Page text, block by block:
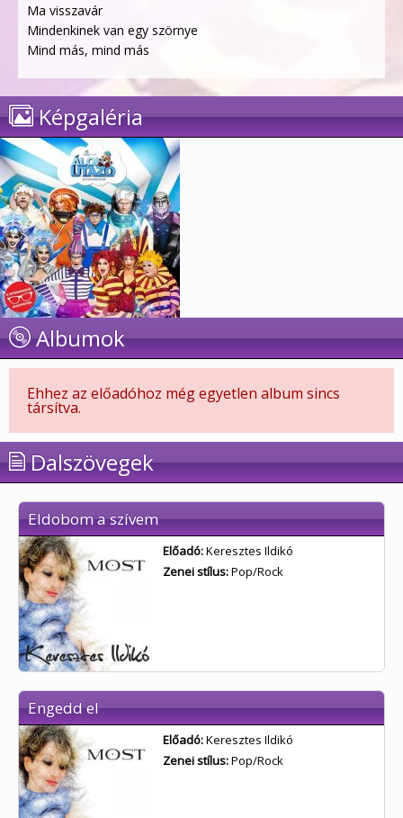
Ma visszavár
Mindenkinek van egy szörnye
Mind más, mind más
Képgaléria
Albumok
Ehhez az előadóhoz még egyetlen album sincs
társítva.
Dalszövegek
Eldobom a szívem
Előadó:Keresztes Ildikó
Zenei stílus:Pop/Rock
Engedd el
Előadó:Keresztes Ildikó
Zenei stílus:Pop/Rock